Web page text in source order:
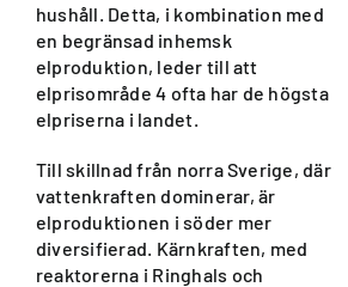
hushåll. Detta, i kombination med
en begränsad inhemsk
elproduktion, leder till att
elprisområde 4 ofta har de högsta
elpriserna i landet.
Till skillnad från norra Sverige, där
vattenkraften dominerar, är
elproduktionen i söder mer
diversifierad. Kärnkraften, med
reaktorerna i Ringhals och